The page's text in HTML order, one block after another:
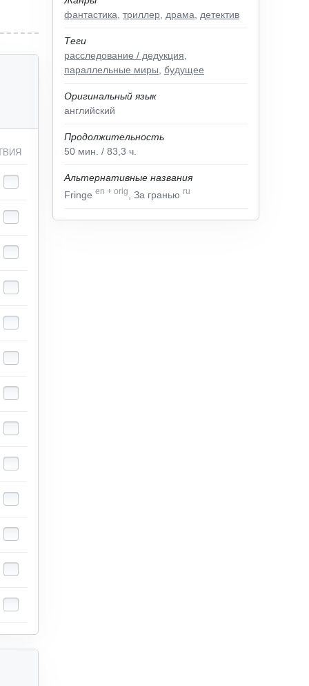
фантастика триллер драма детектив
Теги
расследование / дедукция
параллельные миры будущее
Оригинальный язык
английский
Продолжительность
50 мин. / 83,3 ч.
Альтернативные названия
Fringe en + orig , За гранью ru